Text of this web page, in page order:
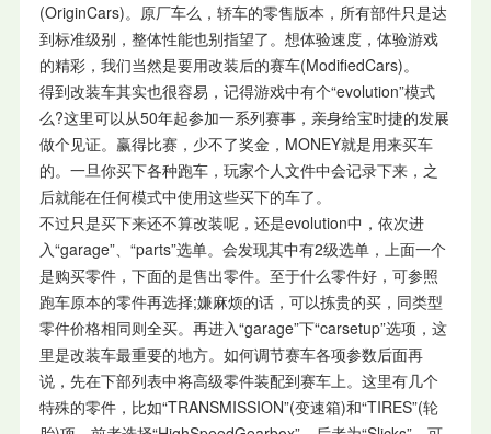
(OriginCars)。原厂车么，轿车的零售版本，所有部件只是达
到标准级别，整体性能也别指望了。想体验速度，体验游戏
的精彩，我们当然是要用改装后的赛车(ModifiedCars)。
得到改装车其实也很容易，记得游戏中有个“evolution”模式
么?这里可以从50年起参加一系列赛事，亲身给宝时捷的发展
做个见证。赢得比赛，少不了奖金，MONEY就是用来买车
的。一旦你买下各种跑车，玩家个人文件中会记录下来，之
后就能在任何模式中使用这些买下的车了。
不过只是买下来还不算改装呢，还是evolution中，依次进
入“garage”、“parts”选单。会发现其中有2级选单，上面一个
是购买零件，下面的是售出零件。至于什么零件好，可参照
跑车原本的零件再选择;嫌麻烦的话，可以拣贵的买，同类型
零件价格相同则全买。再进入“garage”下“carsetup”选项，这
里是改装车最重要的地方。如何调节赛车各项参数后面再
说，先在下部列表中将高级零件装配到赛车上。这里有几个
特殊的零件，比如“TRANSMISSION”(变速箱)和“TIRES”(轮